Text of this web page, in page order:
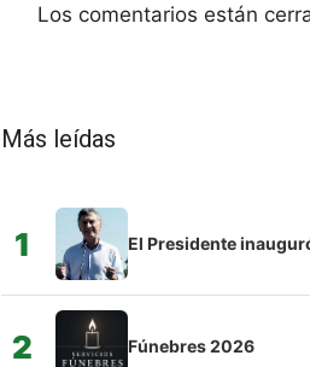
Los comentarios están
Más leídas
1 El Presidente
2 Fúnebres 2026